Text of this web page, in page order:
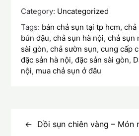
Category: Uncategorized
Tags: bán chả sụn tại tp hcm,chả
bún đậu,chả sụn hà nội,chả sụn
sài gòn,chả sườn sụn,cung cấp
đặc sản hà nội,đặc sản sài gòn,
nội, mua chả sụn ở đâu
hướngDồi sụn chiên vàng – Món